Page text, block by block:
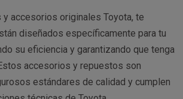
accesorios originales Toyota, te
diseñados específicamente para tu
su eficiencia y garantizando que tenga
accesorios y repuestos son
estándares de calidad y cumplen